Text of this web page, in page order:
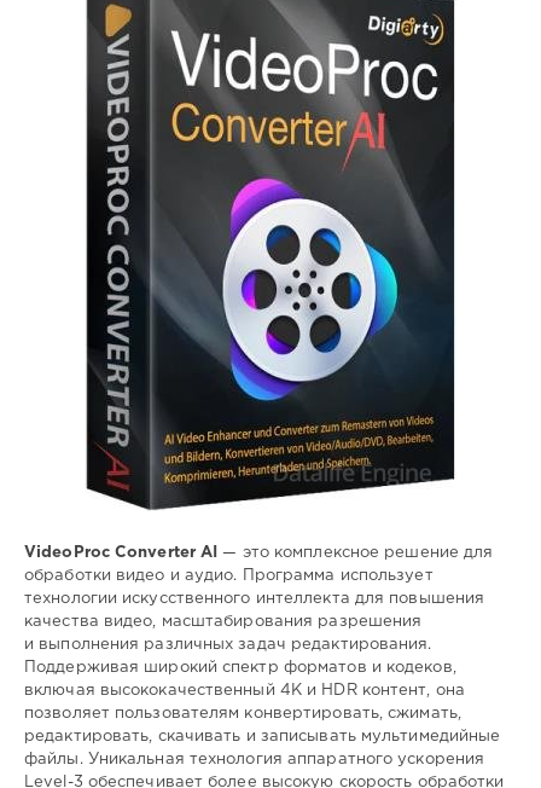
Софт
SamDel
обработка
конвертер
видео,
аудио
VideoProc Converter AI
— это комплексное решение для
обработки видео и аудио. Программа использует
технологии искусственного интеллекта для повышения
качества видео, масштабирования разрешения
и выполнения различных задач редактирования.
Поддерживая широкий спектр форматов и кодеков,
включая высококачественный 4K и HDR контент, она
позволяет пользователям конвертировать, сжимать,
редактировать, скачивать и записывать мультимедийные
файлы. Уникальная технология аппаратного ускорения
Level-3 обеспечивает более высокую скорость обработки